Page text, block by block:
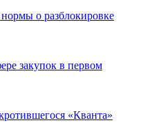
о разблокировке
закупок в первом
«Кванта»